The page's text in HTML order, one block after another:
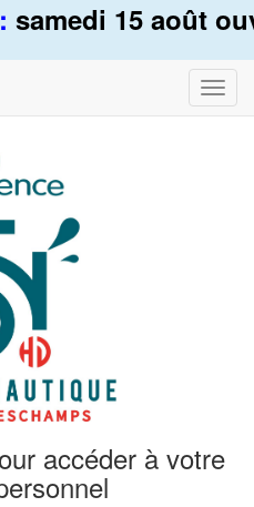
samedi 15 août
la
accéder à votre